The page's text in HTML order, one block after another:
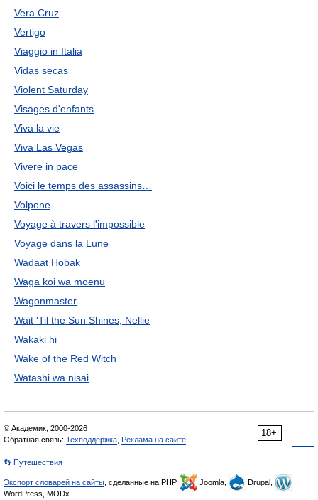
Vera Cruz
Vertigo
Viaggio in Italia
Vidas secas
Violent Saturday
Visages d'enfants
Viva la vie
Viva Las Vegas
Vivere in расe
Voici le temps des assassins…
Volpone
Voyage à travers l'impossible
Voyage dans la Lune
Wadaat Hobak
Waga koi wa moenu
Wagonmaster
Wait 'Til the Sun Shines, Nellie
Wakaki hi
Wake of the Red Witch
Watashi wa nisai
18+
© Академик, 2000-2026
Обратная связь: Техподдержка Реклама на сайте
👣 Путешествия
Экспорт словарей на сайты , сделанные на PHP, Joomla,
Drupal,
WordPress, MODx.